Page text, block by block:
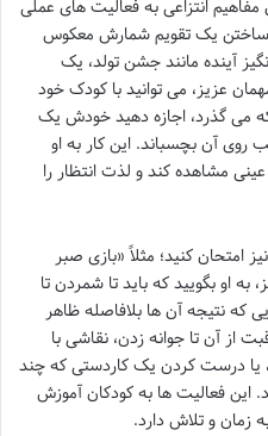
انتزاعی به فعالیت های عملی
ساختن یک تقویم شمارش معکوس
آینده مانند جشن تولد، یک
عزیز، می توانید با کودک خود
می گذرد، اجازه دهید خودش یک
روی آن بچسباند. این کار به او
مشاهده کند و لذت انتظار را
امتحان کنید؛ مثلاً «بازی صبر
به او بگویید که باید تا شمردن تا
نتیجه آن ها بلافاصله ظاهر
از آن تا جوانه زدن، نقاشی با
یا درست کردن یک کاردستی که چند
این فعالیت ها به کودکان آموزش
زمان و تلاش دارد.